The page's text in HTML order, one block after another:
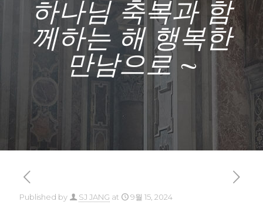
하나님 축복과 함
께하는 해 행복한
만남으로 ~
Published by SJ JANG at 9월 15, 2024